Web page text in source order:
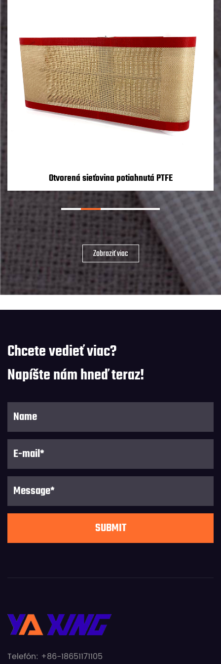
Otvorená sieťovina potiahnutá PTFE
Chcete vedieť viac?
Napíšte nám hneď teraz!
Telefón: +86-18651171105